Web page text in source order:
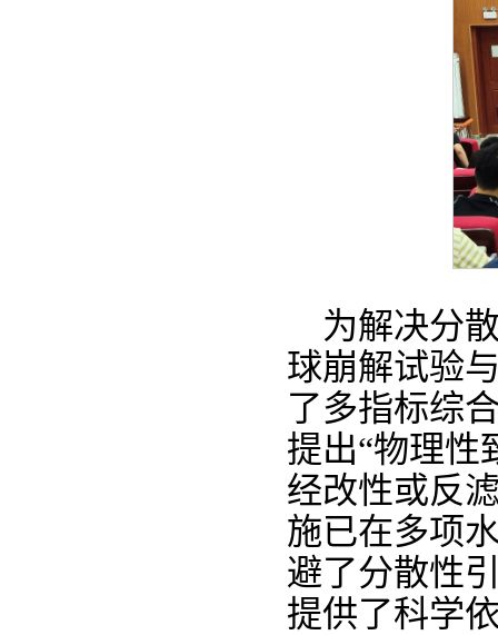
为解决分
球崩解试验
了多指标综
提出“物理性
经改性或反
施已在多项
避了分散性
提供了科学